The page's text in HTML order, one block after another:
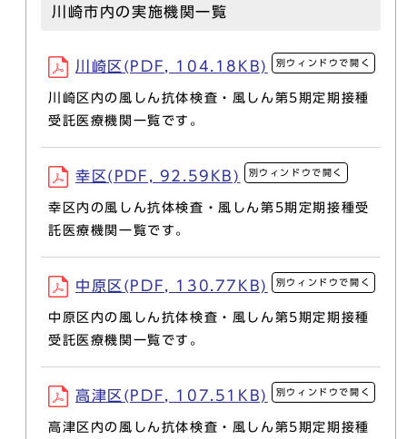
川崎市内の実施機関一覧
川崎区(PDF, 104.18KB) 別ウィンドウで開く
川崎区内の風しん抗体検査・風しん第5期定期接種
受託医療機関一覧です。
幸区(PDF, 92.59KB) 別ウィンドウで開く
幸区内の風しん抗体検査・風しん第5期定期接種受
託医療機関一覧です。
中原区(PDF, 130.77KB) 別ウィンドウで開く
中原区内の風しん抗体検査・風しん第5期定期接種
受託医療機関一覧です。
高津区(PDF, 107.51KB) 別ウィンドウで開く
高津区内の風しん抗体検査・風しん第5期定期接種